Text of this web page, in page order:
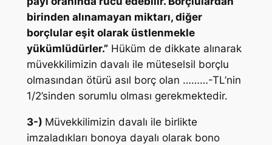
birinden alınamayan miktarı, diğer
borçlular eşit olarak üstlenmekle
yükümlüdürler.”Hüküm de dikkate alınarak
müvekkilimizin davalı ile müteselsil borçlu
olmasından ötürü asıl borç olan ………-TL’nin
1/2’sinden sorumlu olması gerekmektedir.
3-) Müvekkilimizin davalı ile birlikte
imzaladıkları bonoya dayalı olarak bono